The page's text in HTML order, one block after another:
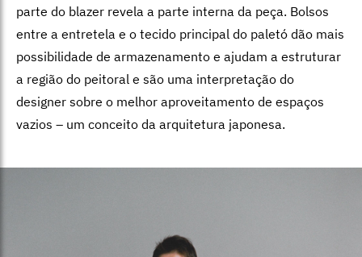
parte do blazer revela a parte interna da peça. Bolsos
entre a entretela e o tecido principal do paletó dão mais
possibilidade de armazenamento e ajudam a estruturar
a região do peitoral e são uma interpretação do
designer sobre o melhor aproveitamento de espaços
vazios – um conceito da arquitetura japonesa.